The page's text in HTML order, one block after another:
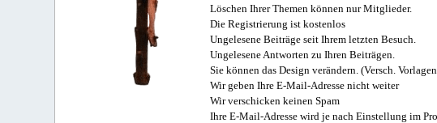
Löschen Ihrer Themen können nur Mitglieder.
Die Registrierung ist kostenlos
Ungelesene Beiträge seit Ihrem letzten Besuch.
Ungelesene Antworten zu Ihren Beiträgen.
Sie können das Design verändern. (Versch.
Wir geben Ihre E-Mail-Adresse nicht weiter
Wir verschicken keinen Spam
Ihre E-Mail-Adresse wird je nach Einstellung im